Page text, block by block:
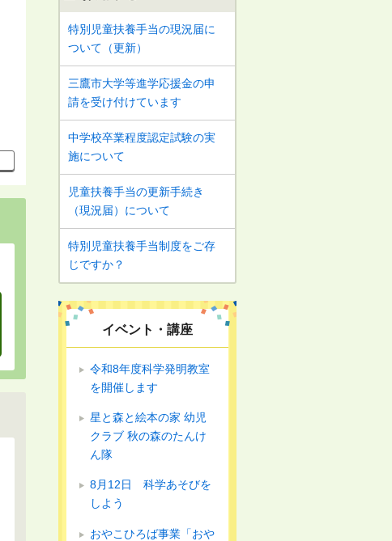
特別児童扶養手当の現況届に
ついて（更新）
三鷹市大学等進学応援金の申
請を受け付けています
中学校卒業程度認定試験の実
施について
児童扶養手当の更新手続き
（現況届）について
特別児童扶養手当制度をご存
じですか？
イベント・講座
令和8年度科学発明教室
を開催します
星と森と絵本の家 幼児
クラブ 秋の森のたんけ
ん隊
8月12日 科学あそびを
しよう
おやこひろば事業「おや